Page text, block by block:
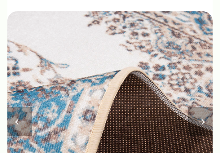
supérieure, mais à un prix plus accessible.
Notre technologie d'impression avancée
garantit des couleurs éclatantes et des
motifs complexes qui mettent en valeur
n'importe quel espace, tandis que les
matériaux robustes que nous utilisons
garantissent des performances durables et
un entretien facile.